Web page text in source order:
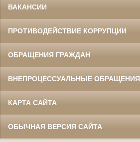
ВАКАНСИИ
ПРОТИВОДЕЙСТВИЕ КОРРУПЦИИ
ОБРАЩЕНИЯ ГРАЖДАН
ВНЕПРОЦЕССУАЛЬНЫЕ ОБРАЩЕНИЯ
КАРТА САЙТА
ОБЫЧНАЯ ВЕРСИЯ САЙТА